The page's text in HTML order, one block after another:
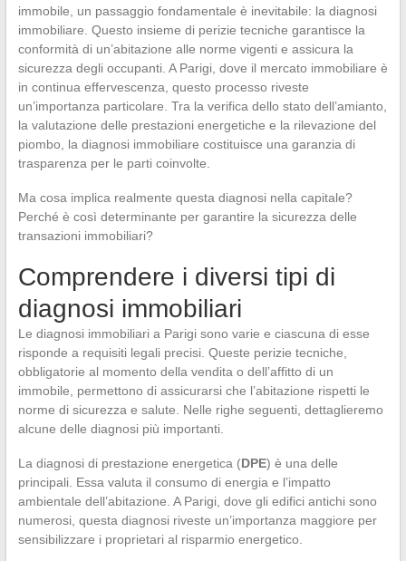
immobile, un passaggio fondamentale è inevitabile: la diagnosi
immobiliare. Questo insieme di perizie tecniche garantisce la
conformità di un’abitazione alle norme vigenti e assicura la
sicurezza degli occupanti. A Parigi, dove il mercato immobiliare è
in continua effervescenza, questo processo riveste
un’importanza particolare. Tra la verifica dello stato dell’amianto,
la valutazione delle prestazioni energetiche e la rilevazione del
piombo, la diagnosi immobiliare costituisce una garanzia di
trasparenza per le parti coinvolte.
Ma cosa implica realmente questa diagnosi nella capitale?
Perché è così determinante per garantire la sicurezza delle
transazioni immobiliari?
Comprendere i diversi tipi di
diagnosi immobiliari
Le diagnosi immobiliari a Parigi sono varie e ciascuna di esse
risponde a requisiti legali precisi. Queste perizie tecniche,
obbligatorie al momento della vendita o dell’affitto di un
immobile, permettono di assicurarsi che l’abitazione rispetti le
norme di sicurezza e salute. Nelle righe seguenti, dettaglieremo
alcune delle diagnosi più importanti.
La diagnosi di prestazione energetica (DPE) è una delle
principali. Essa valuta il consumo di energia e l’impatto
ambientale dell’abitazione. A Parigi, dove gli edifici antichi sono
numerosi, questa diagnosi riveste un’importanza maggiore per
sensibilizzare i proprietari al risparmio energetico.